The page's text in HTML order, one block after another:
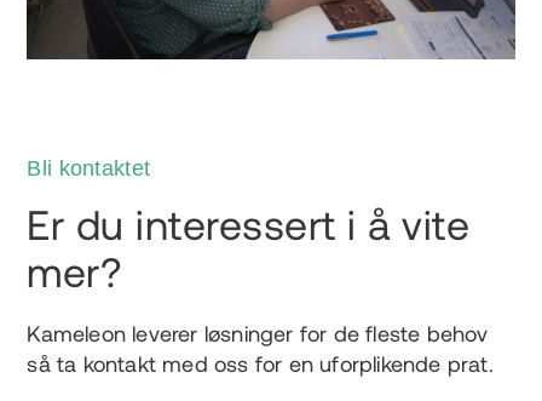
Bli kontaktet
Er du interessert i å vite
mer?
Kameleon leverer løsninger for de fleste behov
så ta kontakt med oss for en uforplikende prat.